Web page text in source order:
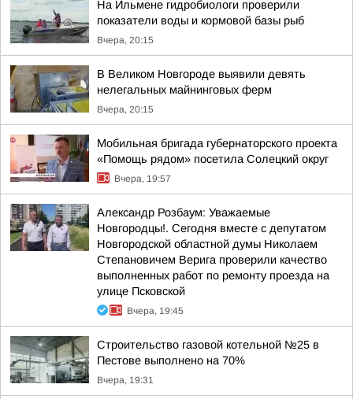
На Ильмене гидробиологи проверили
показатели воды и кормовой базы рыб
Вчера, 20:15
В Великом Новгороде выявили девять
нелегальных майнинговых ферм
Вчера, 20:15
Мобильная бригада губернаторского проекта
«Помощь рядом» посетила Солецкий округ
Вчера, 19:57
Александр Розбаум: Уважаемые
Новгородцы!. Сегодня вместе с депутатом
Новгородской областной думы Николаем
Степановичем Верига проверили качество
выполненных работ по ремонту проезда на
улице Псковской
Вчера, 19:45
Строительство газовой котельной №25 в
Пестове выполнено на 70%
Вчера, 19:31